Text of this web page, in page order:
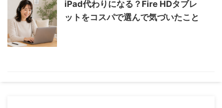
iPad代わりになる？Fire HDタブレ
ットをコスパで選んで気づいたこと